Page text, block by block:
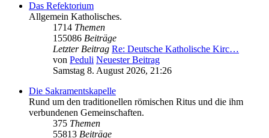
Das Refektorium
Allgemein Katholisches.
1714 Themen
155086 Beiträge
Letzter Beitrag Re: Deutsche Katholische Kirc…
von Peduli Neuester Beitrag
Samstag 8. August 2026, 21:26
Die Sakramentskapelle
Rund um den traditionellen römischen Ritus und die ihm
verbundenen Gemeinschaften.
375 Themen
55813 Beiträge